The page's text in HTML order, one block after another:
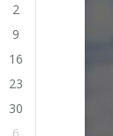
2
9
16
23
30